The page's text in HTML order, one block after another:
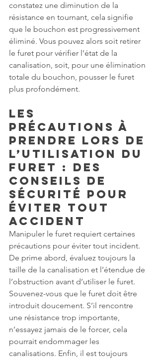
constatez une diminution de la
résistance en tournant, cela signifie
que le bouchon est progressivement
éliminé. Vous pouvez alors soit retirer
le furet pour vérifier l’état de la
canalisation, soit, pour une élimination
totale du bouchon, pousser le furet
plus profondément.
Les
précautions à
prendre lors de
l’utilisation du
furet : des
conseils de
sécurité pour
éviter tout
accident
Manipuler le furet requiert certaines
précautions pour éviter tout incident.
De prime abord, évaluez toujours la
taille de la canalisation et l’étendue de
l’obstruction avant d’utiliser le furet.
Souvenez-vous que le furet doit être
introduit doucement. S’il rencontre
une résistance trop importante,
n’essayez jamais de le forcer, cela
pourrait endommager les
canalisations. Enfin, il est toujours